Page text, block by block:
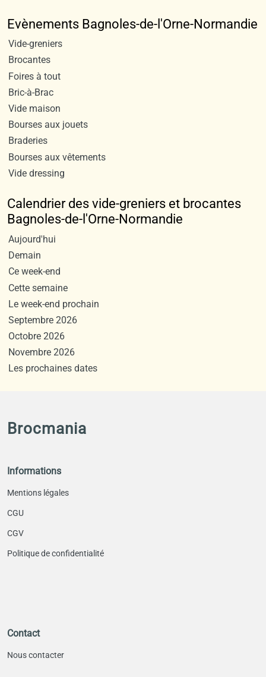
Evènements Bagnoles-de-l'Orne-Normandie
Vide-greniers
Brocantes
Foires à tout
Bric-à-Brac
Vide maison
Bourses aux jouets
Braderies
Bourses aux vêtements
Vide dressing
Calendrier des vide-greniers et brocantes
Bagnoles-de-l'Orne-Normandie
Aujourd'hui
Demain
Ce week-end
Cette semaine
Le week-end prochain
Septembre 2026
Octobre 2026
Novembre 2026
Les prochaines dates
Brocmania
Informations
Mentions légales
CGU
CGV
Politique de confidentialité
Contact
Nous contacter